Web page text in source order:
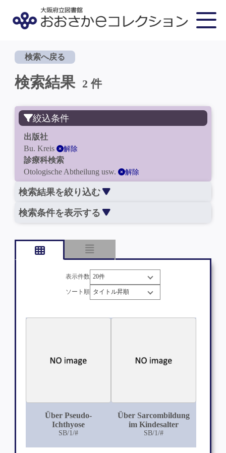
検索へ戻る
検索結果 2 件
絞込条件
出版社
Bu. Kreis
解除
診療科検索
Otologische Abtheilung usw.
解除
検索結果を絞り込む
検索条件を表示する
表示件数
ソート順
Über Pseudo-
Ichthyose
SB/1/#
Über Sarcombildung
im Kindesalter
SB/1/#